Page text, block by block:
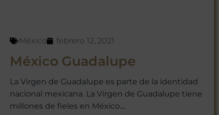
México febrero 12, 2021
México Guadalupe
La Virgen de Guadalupe es parte de la identidad
nacional mexicana. La Virgen de Guadalupe tiene
millones de fieles en México....